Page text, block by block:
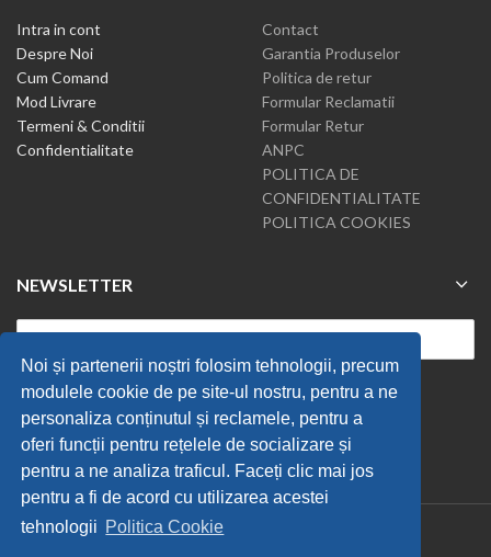
Noi și partenerii noștri folosim tehnologii, precum
modulele cookie de pe site-ul nostru, pentru a ne
personaliza conținutul și reclamele, pentru a
oferi funcții pentru rețelele de socializare și
pentru a ne analiza traficul. Faceți clic mai jos
pentru a fi de acord cu utilizarea acestei
tehnologii Politica Cookie
Intra in cont
Despre Noi
Cum Comand
Mod Livrare
Termeni & Conditii
Confidentialitate
Contact
Garantia Produselor
Politica de retur
Formular Reclamatii
Formular Retur
ANPC
POLITICA DE
CONFIDENTIALITATE
POLITICA COOKIES
NEWSLETTER
Tiravis